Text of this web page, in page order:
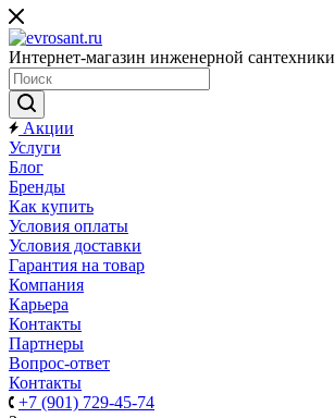
Интернет-магазин инженерной сантехники
Акции
Услуги
Блог
Бренды
Как купить
Условия оплаты
Условия доставки
Гарантия на товар
Компания
Карьера
Контакты
Партнеры
Вопрос-ответ
Контакты
+7 (901) 729-45-74